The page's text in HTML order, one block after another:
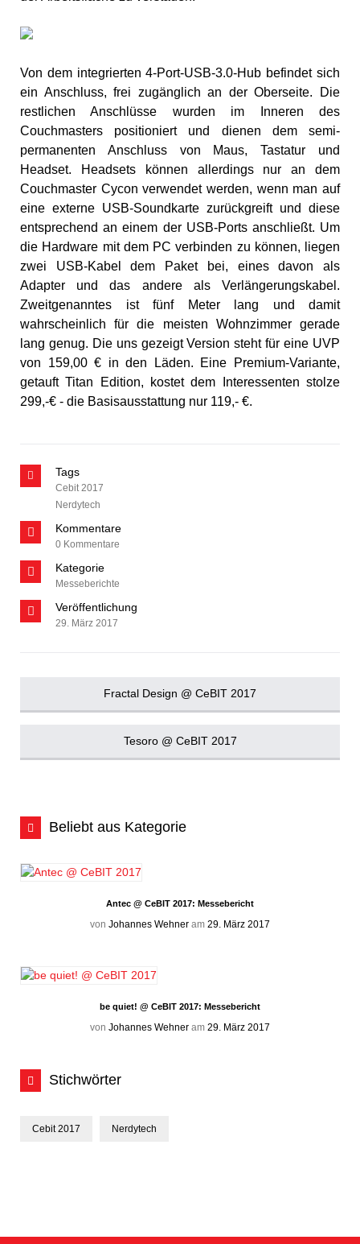
Von dem integrierten 4-Port-USB-3.0-Hub befindet sich
ein Anschluss, frei zugänglich an der Oberseite. Die
restlichen Anschlüsse wurden im Inneren des
Couchmasters positioniert und dienen dem semi-
permanenten Anschluss von Maus, Tastatur und
Headset. Headsets können allerdings nur an dem
Couchmaster Cycon verwendet werden, wenn man auf
eine externe USB-Soundkarte zurückgreift und diese
entsprechend an einem der USB-Ports anschließt. Um
die Hardware mit dem PC verbinden zu können, liegen
zwei USB-Kabel dem Paket bei, eines davon als
Adapter und das andere als Verlängerungskabel.
Zweitgenanntes ist fünf Meter lang und damit
wahrscheinlich für die meisten Wohnzimmer gerade
lang genug. Die uns gezeigt Version steht für eine UVP
von 159,00 € in den Läden. Eine Premium-Variante,
getauft Titan Edition, kostet dem Interessenten stolze
299,-€ - die Basisausstattung nur 119,- €.
Tags
Cebit 2017
Nerdytech
Kommentare
0 Kommentare
Kategorie
Messeberichte
Veröffentlichung
29. März 2017
Fractal Design @ CeBIT 2017
Tesoro @ CeBIT 2017
Beliebt aus Kategorie
Antec @ CeBIT 2017: Messebericht
von Johannes Wehner am 29. März 2017
be quiet! @ CeBIT 2017: Messebericht
von Johannes Wehner am 29. März 2017
Stichwörter
Cebit 2017 Nerdytech